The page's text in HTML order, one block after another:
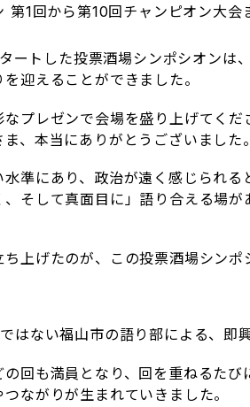
第1回から第10回チャンピオン大会
ートした投票酒場シンポシオンは
迎えることができました。
プレゼンで会場を盛り上げてく
、本当にありがとうございました。
準にあり、政治が遠く感じられ
そして真面目に」語り合える場
上げたのが、この投票酒場シンポ
はない福山市の語り部による、即興
回も満員となり、回を重ねるたび
ながりが生まれていきました。